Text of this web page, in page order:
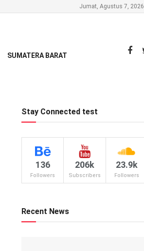
Jumat, Agustus 7, 2026
SUMATERA BARAT
Stay Connected test
136
Followers
206k
Subscribers
23.9k
Followers
Recent News